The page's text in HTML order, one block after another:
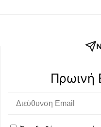
Πρωινή